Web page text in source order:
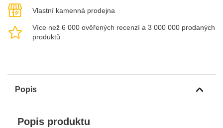
Vlastní kamenná prodejna
Více než 6 000 ověřených recenzí a 3 000 000 prodaných
produktů
Popis
Popis produktu